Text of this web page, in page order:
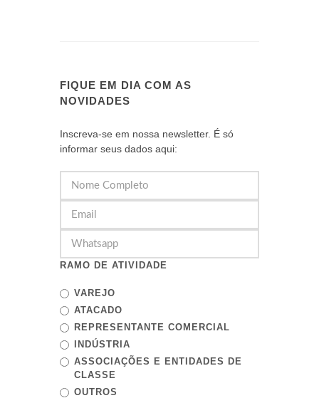
FIQUE EM DIA COM AS
NOVIDADES
Inscreva-se em nossa newsletter. É só
informar seus dados aqui:
RAMO DE ATIVIDADE
VAREJO
ATACADO
REPRESENTANTE COMERCIAL
INDÚSTRIA
ASSOCIAÇÕES E ENTIDADES DE
CLASSE
OUTROS